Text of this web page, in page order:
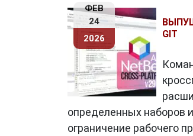
ФЕВ
24
2026
GIT
определенных наборов
ограничение рабочего